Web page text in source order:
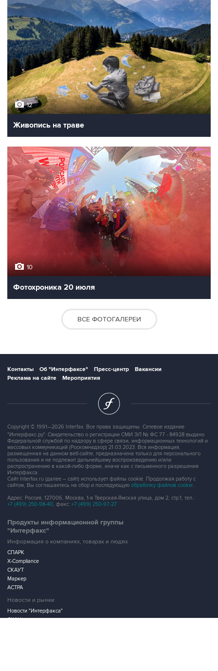
12
Живопись на траве
10
Фотохроника 20 июля
ВСЕ ФОТОГАЛЕРЕИ
Контакты Об "Интерфаксе" Пресс-центр
Вакансии
Реклама на сайте
Мероприятия
Copyright © 1991—2026 Interfax. Все права защищены. Сетевое издание
"Интерфакс.ру". Свидетельство о регистрации СМИ ЭЛ № ФС 77 - 84928 выдано
Федеральной службой по надзору в сфере связи, информационных технологий и
массовых коммуникаций (Роскомнадзор) 21.03.2023. Вся информация,
размещенная на данном веб-сайте, предназначена только для персонального
пользования и не подлежит дальнейшему воспроизведению и/или
распространению в какой-либо форме, иначе как с письменного разрешения
Интерфакса.
Сайт Interfax.ru (далее – сайт) использует файлы cookie. Продолжая работу с
сайтом, Вы соглашаетесь на сбор и последующую обработку файлов cookie.
Адрес: Россия, 127006, Москва, 1-я Тверская-Ямская улица, дом 2, стр.1, тел.:
+7 (499) 250-98-40, факс: +7 (499) 250-97-27
Продукты информационной группы
"Интерфакс"
Информация о компаниях, товарах и людях
СПАРК
X-Compliance
СКАУТ
Маркер
АСТРА
Новости и рынки
Новости "Интерфакса"
СКАН